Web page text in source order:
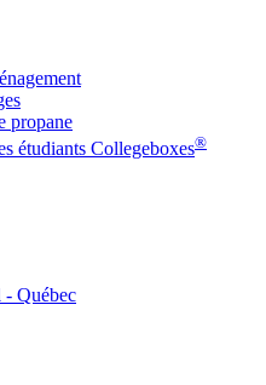
propane
étudiants Collegeboxes®
- Québec